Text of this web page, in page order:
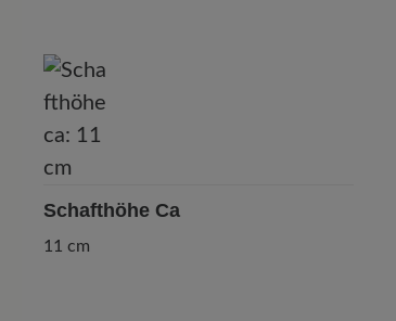
Schafthöhe Ca
11 cm